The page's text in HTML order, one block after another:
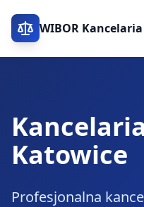
WIBOR Kancelaria
Katowice
Profesjonalna